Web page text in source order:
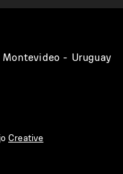
Montevideo - Uruguay
Creative